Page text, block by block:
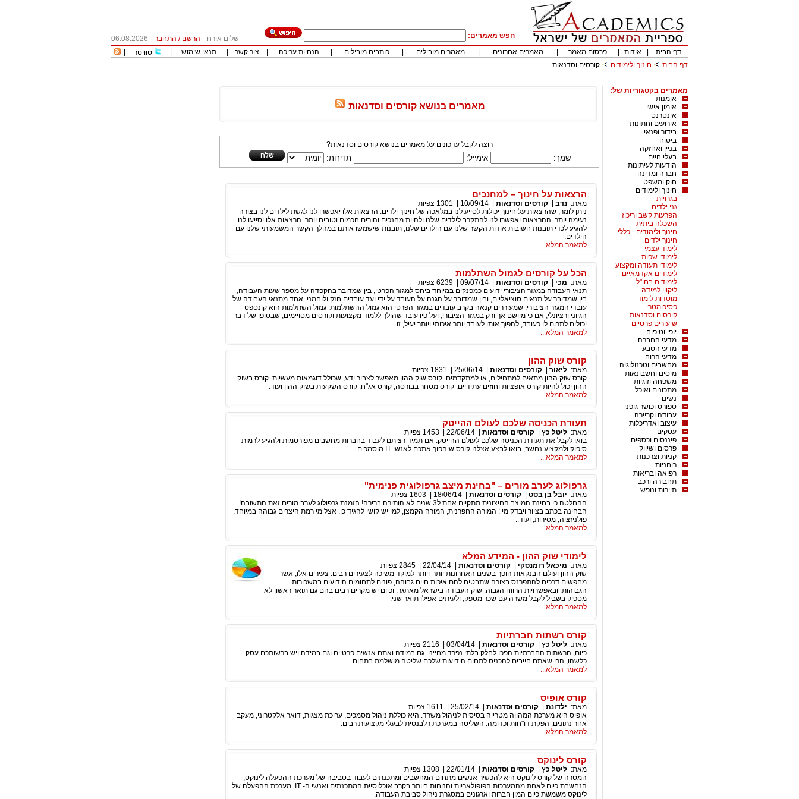
חפש מאמרים: שלום אורח הרשם / התחבר
06.08.2026
דף הבית
אודות פרסום מאמר מאמרים אחרונים מאמרים מובילים כותבים מובילים הנחיות עריכה צור קשר תנאי שימוש טוויטר
דף הבית
חינוך ולימודים קורסים וסדנאות
מאמרים בקטגוריות של:
אומנות
אימון אישי
אינטרנט
אירועים וחתונות
בידור ופנאי
ביטוח
בניין ואחזקה
בעלי חיים
הודעות לעיתונות
חברה ומדינה
חוק ומשפט
חינוך ולימודים
בגרויות
גני ילדים
הפרעות קשב וריכוז
השכלה ביתית
חינוך ולימודים - כללי
חינוך ילדים
לימוד עצמי
לימודי שפות
לימודי תעודה ומקצוע
לימודים אקדמאיים
לימודים בחו"ל
ליקויי למידה
מוסדות לימוד
פסיכומטרי
קורסים וסדנאות
שיעורים פרטיים
יופי וטיפוח
מדעי החברה
מדעי הטבע
מדעי הרוח
מחשבים וטכנולוגיה
מיסים וחשבונאות
משפחה וזוגיות
מתכונים ואוכל
נשים
ספורט וכושר גופני
עבודה וקריירה
עיצוב ואדריכלות
עסקים
פיננסים וכספים
פרסום ושיווק
קניות וצרכנות
רוחניות
רפואה ובריאות
תחבורה ורכב
תיירות ונופש
מאמרים בנושא קורסים וסדנאות
רוצה לקבל עדכונים על מאמרים בנושא קורסים וסדנאות?
שמך: אימייל: תדירות:
הרצאות על חינוך – למחנכים
מאת: נדב קורסים וסדנאות 10/09/14
1301 צפיות
ניתן לומר, שהרצאות על חינוך יכולות לסייע לנו במלאכה של חינוך ילדים. הרצאות אלו יאפשרו לנו לגשת לילדים לנו בצורה
נעימה יותר. ההרצאות יאפשרו לנו להתקרב לילדים שלנו ולהיות מחנכים והורים חכמים וטובים יותר. הרצאות אלו יסייעו לנו
להגיע לכדי תובנות חשובות אודות הקשר שלנו עם הילדים שלנו, תובנות שישמשו אותנו במהלך הקשר המשמעותי שלנו עם
הילדים.
למאמר המלא...
הכל על קורסים לגמול השתלמות
מאת: מכי קורסים וסדנאות 09/07/14
6239 צפיות
תנאי העבודה במגזר הציבורי ידועים כמפנקים במיוחד ביחס למגזר הפרטי, בין שמדובר בהקפדה על מספר שעות העבודה,
בין שמדובר על תנאים סוציאליים, ובין שמדובר על הגנה על העובד על ידי ועד עובדים חזק ולוחמני. אחד מתנאי העבודה של
עובדי המגזר הציבורי, שמעוררים קנאה בקרב עובדים במגזר הפרטי הוא גמול ההשתלמות. גמול השתלמות הוא קונספט
הגיוני ורציונלי, אם כי מיושם אך ורק במגזר הציבורי, ועל פיו עובד שהולך ללמוד מקצועות וקורסים מסויימים, שבסופו של דבר
יכולים לתרום לו כעובד, להפוך אותו לעובד יותר איכותי ויותר יעיל, זו
למאמר המלא...
קורס שוק ההון
מאת: ליאור קורסים וסדנאות 25/06/14
1831 צפיות
קורס שוק ההון מתאים למתחילים, או למתקדמים. קורס שוק ההון מאפשר לצבור ידע, שכולל דוגמאות מעשיות. קורס בשוק
ההון יכול להיות קורס אופציות וחוזים עתידיים, קורס מסחר בבורסה, קורס אג"ח, קורס השקעות בשוק ההון ועוד.
למאמר המלא...
תעודת הכניסה שלכם לעולם ההייטק
מאת: ליטל כץ קורסים וסדנאות 22/06/14
1453 צפיות
בואו לקבל את תעודת הכניסה שלכם לעולם ההייטק. אם תמיד רציתם לעבוד בחברות מחשבים מפורסמות ולהגיע לרמות
סיפוק ולמקצוע נחשב, בואו לבצע אצלנו קורס שיהפוך אתכם לאנשי IT מוסמכים.
למאמר המלא...
גרפולוג לערב מורים – "בחינת מיצב גרפולוגית פנימית"
מאת: יובל בן בסט קורסים וסדנאות 18/06/14
1603 צפיות
ההחלטה כי בחינת המיצב החיצונית תתקיים אחת ל3 שנים לא הותירה ברירה! הזמנת גרפולוג לערב מורים זאת התשובה!
הבחינה בכתב בציור ויבדק מי : המורה החפרנית, המורה הקמצן, למי יש קושי להגיד כן, אצל מי רמת היצרים גבוהה במיוחד,
פולניזציה, מסירות, ועוד..
למאמר המלא...
לימודי שוק ההון - המידע המלא
מאת: מיכאל רומנסקי קורסים וסדנאות 22/04/14
2845 צפיות
שוק ההון ועולם הבנקאות הופך בשנים האחרונות יותר-ויותר למוקד משיכה לצעירים רבים. צעירים אלו, אשר
מחפשים דרכים להתפרנס בצורה שתבטיח להם איכות חיים גבוהה, פונים לתחומים הידועים במשכורות
הגבוהות, ובאפשרויות הרווח הגבוה. שוק העבודה בישראל מאתגר, וכיום יש מקרים רבים בהם גם תואר ראשון לא
מספיק בשביל לקבל משרה עם שכר מספק, ולעיתים אפילו תואר שני.
למאמר המלא...
קורס רשתות חברתיות
מאת: ליטל כץ קורסים וסדנאות 03/04/14
2116 צפיות
כיום, הרשתות החברתיות הפכו לחלק בלתי נפרד מחיינו. גם במידה ואתם אנשים פרטיים וגם במידה ויש ברשותכם עסק
כלשהו, הרי שאתם חייבים להכניס לתחום הידיעות שלכם שליטה מושלמת בתחום.
למאמר המלא...
קורס אופיס
מאת: ילדונת קורסים וסדנאות 25/02/14
1611 צפיות
אופיס היא מערכת המהווה מטרייה בסיסית לניהול משרד. היא כוללת ניהול מסמכים, עריכת מצגות, דואר אלקטרוני, מעקב
אחר נתונים, הפקת דו"חות וכדומה. השליטה במערכת רלבנטית לבעלי מקצועות רבים.
למאמר המלא...
קורס לינוקס
מאת: ליטל כץ קורסים וסדנאות 22/01/14
1308 צפיות
המטרה של קורס לינוקס היא להכשיר אנשים מתחום המחשבים ומתכנתים לעבוד בסביבה של מערכת ההפעלה לינוקס,
הנחשבת כיום לאחת מהמערכות הפופולאריות והנוחות ביותר בקרב אוכלוסיית המתכנתים ואנשי ה- IT. מערכת ההפעלה של
לינוקס משמשת כיום המון חברות וארגונים במסגרת ניהול סביבת העבודה.